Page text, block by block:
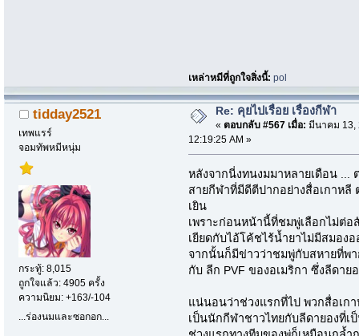
เหล่าหมีที่ถูกใจสิ่งนี้:pol
tidday2521
เทพแรร์
จอมทัพหมีหนุ่ม
กระทู้: 8,015
ถูกใจแล้ว: 4905 ครั้ง
ความนิยม: +163/-104
...ร่องนมและซอกอก...
Re: คุยไปเรื่อย เรื่องกีฬา
« ตอบกลับ #567 เมื่อ: มีนาคม 13,
12:19:25 AM »
หลังจากนี่งทนงมมาหลายเดือน ...
สายกีฬาที่มีดีตีปากอย่างสื่อเกาห
เยิน
เพราะก่อนหน้านี้ที่ชมพู่เลือกไม่ต่
เยียดกับไอ้โค้ชไร้น้ำยาไม่มีสมอง
จากนั้นก็มีข่าวว่าชมพู่กับสหายที่พ
กับ ลีก PVF ของอเมริกา ซึ่งลีดาย
แน่นอนว่าช่วงแรกที่ไป พวกสื่อเก
เป็นนักกีฬาชาวไทยกับลีดายองที่เ